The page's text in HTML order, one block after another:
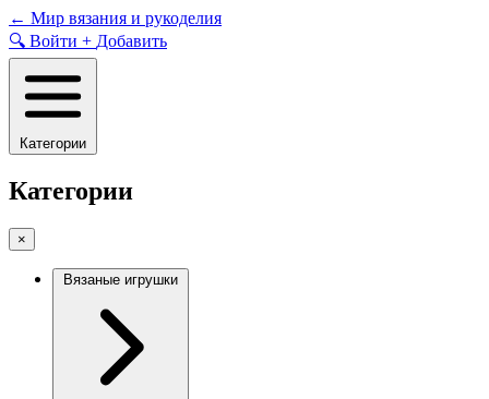
Skip
to
content
← Мир вязания и рукоделия
🔍 Войти + Добавить
Категории
Категории
×
Вязаные игрушки